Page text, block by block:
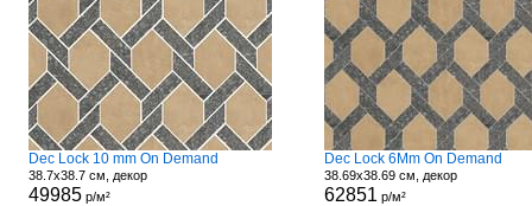
Dec Lock 10 mm On Demand
38.7x38.7 см, декор
49985р/м²
Dec Lock 6Mm On Demand
38.69x38.69 см, декор
62851 р/м²